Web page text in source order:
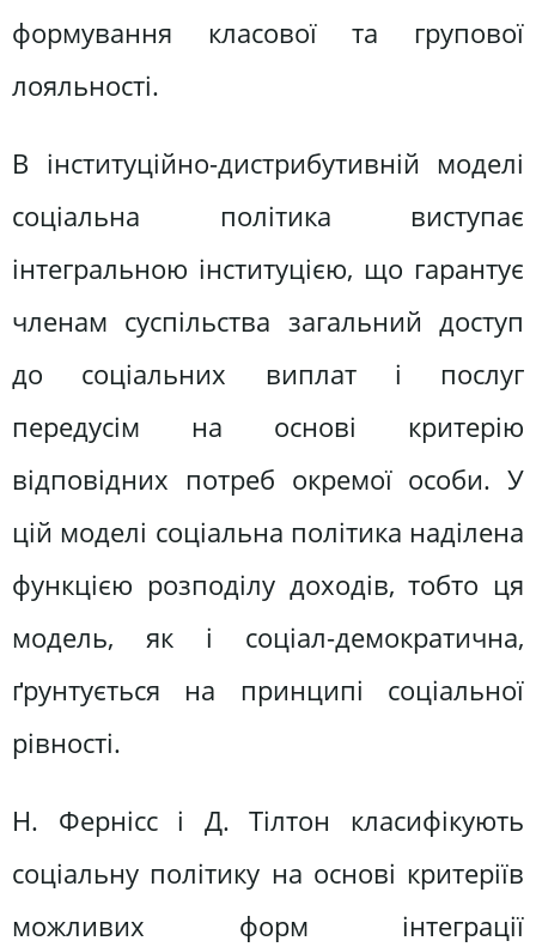
формування класової та групової
лояльності.
В інституційно-дистрибутивній моделі
соціальна політика виступає
інтегральною інституцією, що гарантує
членам суспільства загальний доступ
до соціальних виплат і послуг
передусім на основі критерію
відповідних потреб окремої особи. У
цій моделі соціальна політика наділена
функцією розподілу доходів, тобто ця
модель, як і соціал-демократична,
ґрунтується на принципі соціальної
рівності.
Н. Фернісс і Д. Тілтон класифікують
соціальну політику на основі критеріїв
можливих форм інтеграції